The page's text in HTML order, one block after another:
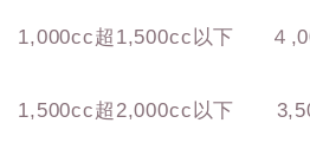
1,000cc超1,500cc以下 ４
1,500cc超2,000cc以下